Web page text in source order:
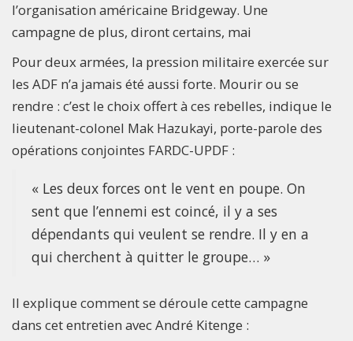
l’organisation américaine Bridgeway. Une
campagne de plus, diront certains, mai
Pour deux armées, la pression militaire exercée sur
les ADF n’a jamais été aussi forte. Mourir ou se
rendre : c’est le choix offert à ces rebelles, indique le
lieutenant-colonel Mak Hazukayi, porte-parole des
opérations conjointes FARDC-UPDF :
« Les deux forces ont le vent en poupe. On
sent que l’ennemi est coincé, il y a ses
dépendants qui veulent se rendre. Il y en a
qui cherchent à quitter le groupe… »
Il explique comment se déroule cette campagne
dans cet entretien avec André Kitenge :